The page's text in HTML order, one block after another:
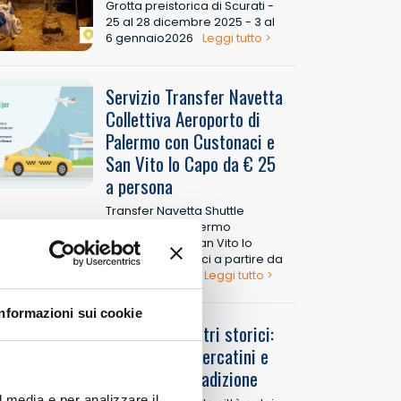
sui cookie
Grotta preistorica di Scurati -
25 al 28 dicembre 2025 - 3 al
6 gennaio2026
Leggi tutto >
Servizio Transfer Navetta
Collettiva Aeroporto di
Palermo con Custonaci e
San Vito lo Capo da € 25
a persona
Transfer Navetta Shuttle
Collettiva da Palermo
Aeroporto per San Vito lo
Capo e Custonaci a partire da
Leggi tutto >
Natale nei centri storici:
tra presepi, mercatini e
sapori della tradizione